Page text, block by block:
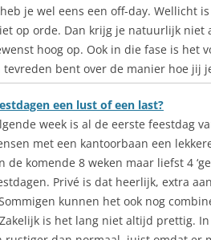
je wel eens een off-day. Wellicht
op orde. Dan krijg je natuurlijk niet
hoog op. Ook in die fase is het
bent over de manier hoe jij
een lust of een last?
week is al de eerste feestdag
met een kantoorbaan een
de komende 8 weken maar liefst 4
Privé is dat heerlijk, extra
kunnen het ook nog
is het lang niet altijd prettig.